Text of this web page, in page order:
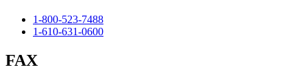
1-800-523-7488
1-610-631-0600
FAX